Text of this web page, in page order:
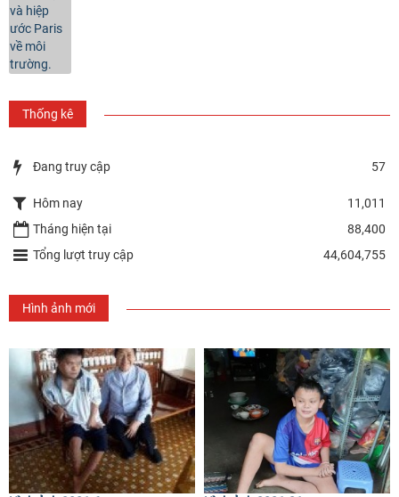
Thống kê
Đang truy cập 57
Hôm nay
11,011
Tháng hiện tại
88,400
Tổng lượt truy cập
44,604,755
Hình ảnh mới